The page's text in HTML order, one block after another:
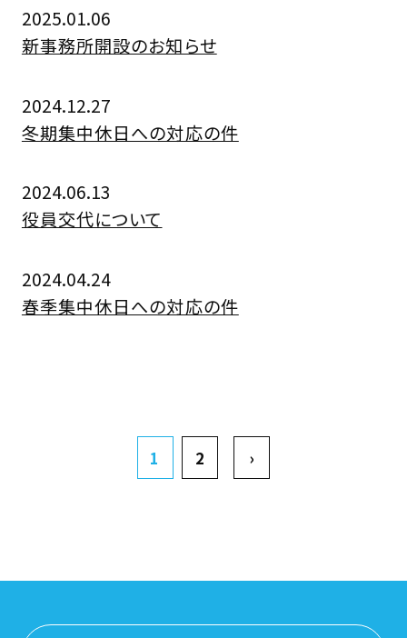
2025.01.06
新事務所開設のお知らせ
2024.12.27
冬期集中休日への対応の件
2024.06.13
役員交代について
2024.04.24
春季集中休日への対応の件
1 2 ›